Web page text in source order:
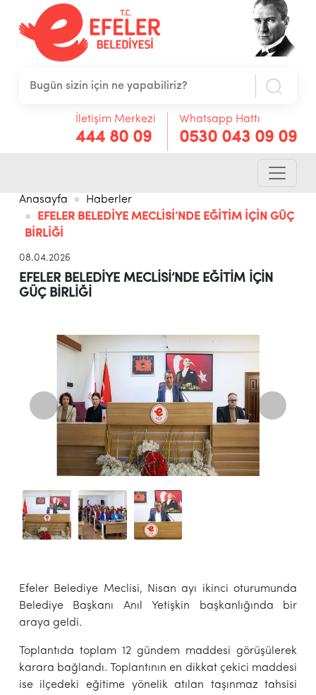
İletişim Merkezi
444 80 09
Whatsapp Hattı
0530 043 09 09
Anasayfa
Haberler
EFELER BELEDİYE MECLİSİ’NDE EĞİTİM İÇİN GÜÇ
BİRLİĞİ
08.04.2026
EFELER BELEDİYE MECLİSİ’NDE EĞİTİM İÇİN
GÜÇ BİRLİĞİ
Efeler Belediye Meclisi, Nisan ayı ikinci oturumunda
Belediye Başkanı Anıl Yetişkin başkanlığında bir
araya geldi.
Toplantıda toplam 12 gündem maddesi görüşülerek
karara bağlandı. Toplantının en dikkat çekici maddesi
ise ilçedeki eğitime yönelik atılan taşınmaz tahsisi